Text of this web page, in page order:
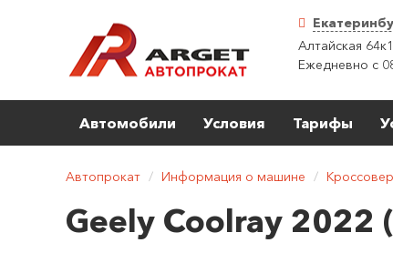
Алтайская 64к1
Ежедневно с
Автомобили Условия Тарифы
Автопрокат / Информация о машине /
Geely Coolray 2022